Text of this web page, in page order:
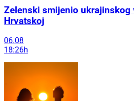
Zelenski smijenio ukrajinskog
Hrvatskoj
06.08
18:26h